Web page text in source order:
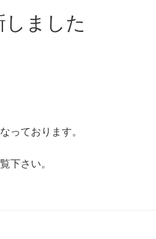
ました
っております。
下さい。